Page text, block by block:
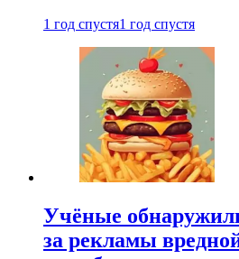
1 год спустя1 год спустя
Учёные
за рекламы